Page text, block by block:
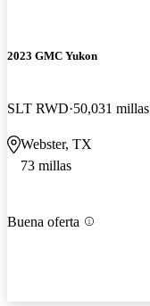
2023 GMC Yukon
SLT RWD 50,031 millas
Webster, TX
73 millas
Buena oferta